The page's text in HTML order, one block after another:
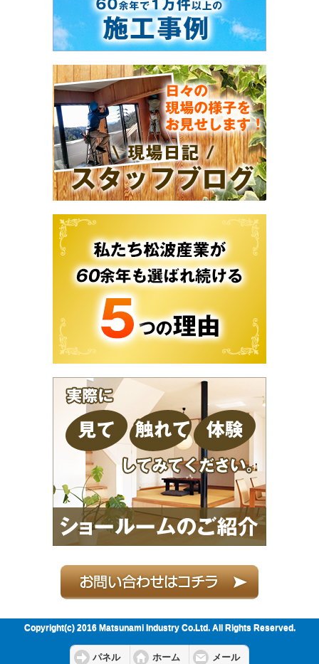
Copyright(c) 2016 Matsunami Industry Co.Ltd. All Rights Reserved.
パネル ホーム メール